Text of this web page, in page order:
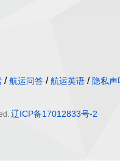
/航运问答 /航运英语 / 隐私声
辽ICP备17012833号-2